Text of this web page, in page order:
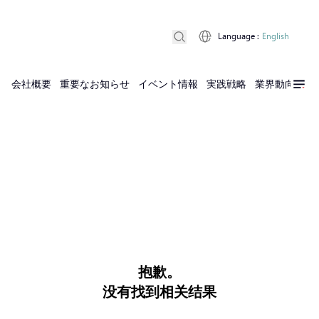
会社概要 重要なお知らせ イベント情報 実践戦略 業界動向 実
Language : English
抱歉。
没有找到相关结果